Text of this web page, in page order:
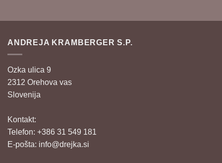
ANDREJA KRAMBERGER S.P.
Ozka ulica 9
2312 Orehova vas
Slovenija
Kontakt:
Telefon: +386 31 549 181
E-pošta: info@drejka.si